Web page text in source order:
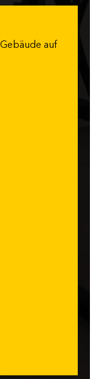
auf